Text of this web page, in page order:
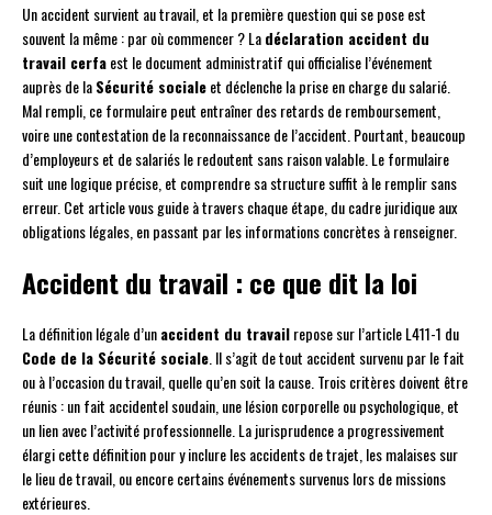
Un accident survient au travail, et la première question qui se pose est
souvent la même : par où commencer ? Ladéclaration accident du
travail cerfaest le document administratif qui officialise l’événement
auprès de laSécurité socialeet déclenche la prise en charge du salarié.
Mal rempli, ce formulaire peut entraîner des retards de remboursement,
voire une contestation de la reconnaissance de l’accident. Pourtant, beaucoup
d’employeurs et de salariés le redoutent sans raison valable. Le formulaire
suit une logique précise, et comprendre sa structure suffit à le remplir sans
erreur. Cet article vous guide à travers chaque étape, du cadre juridique aux
obligations légales, en passant par les informations concrètes à renseigner.
Accident du travail : ce que dit la loi
La définition légale d’unaccident du travailrepose sur l’article L411-1 du
Code de la Sécurité sociale . Il s’agit de tout accident survenu par le fait
ou à l’occasion du travail, quelle qu’en soit la cause. Trois critères doivent être
réunis : un fait accidentel soudain, une lésion corporelle ou psychologique, et
un lien avec l’activité professionnelle. La jurisprudence a progressivement
élargi cette définition pour y inclure les accidents de trajet, les malaises sur
le lieu de travail, ou encore certains événements survenus lors de missions
extérieures.